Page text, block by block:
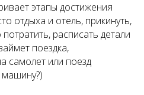
этапы достижения
отдыха и отель, прикинуть,
расписать детали
поездка,
самолет или поезд